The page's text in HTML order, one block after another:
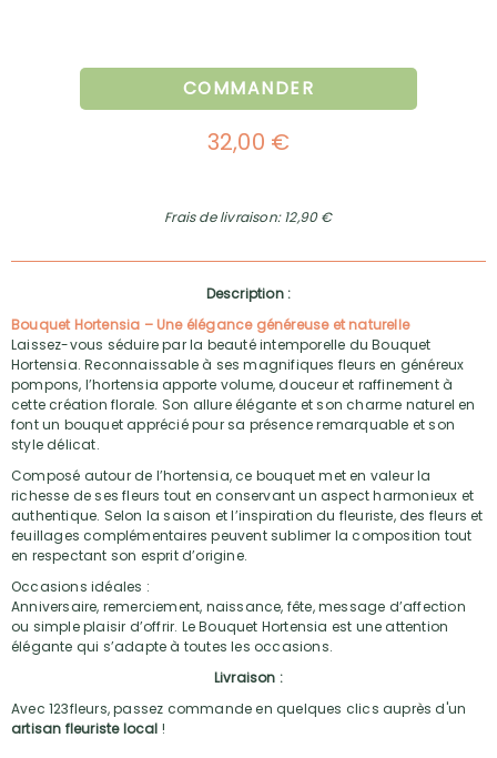
COMMANDER
32,00 €
Frais de livraison: 12,90 €
Description :
Bouquet Hortensia – Une élégance généreuse et naturelle
Laissez-vous séduire par la beauté intemporelle du Bouquet
Hortensia. Reconnaissable à ses magnifiques fleurs en généreux
pompons, l’hortensia apporte volume, douceur et raffinement à
cette création florale. Son allure élégante et son charme naturel en
font un bouquet apprécié pour sa présence remarquable et son
style délicat.
Composé autour de l’hortensia, ce bouquet met en valeur la
richesse de ses fleurs tout en conservant un aspect harmonieux et
authentique. Selon la saison et l’inspiration du fleuriste, des fleurs et
feuillages complémentaires peuvent sublimer la composition tout
en respectant son esprit d’origine.
Occasions idéales :
Anniversaire, remerciement, naissance, fête, message d’affection
ou simple plaisir d’offrir. Le Bouquet Hortensia est une attention
élégante qui s’adapte à toutes les occasions.
Livraison :
Avec 123fleurs, passez commande en quelques clics auprès d'un
artisan fleuriste local !